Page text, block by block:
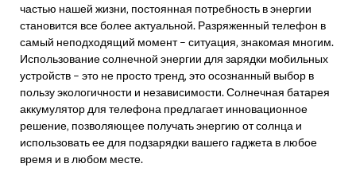
частью нашей жизни‚ постоянная потребность в энергии
становится все более актуальной. Разряженный телефон в
самый неподходящий момент – ситуация‚ знакомая многим.
Использование солнечной энергии для зарядки мобильных
устройств – это не просто тренд‚ это осознанный выбор в
пользу экологичности и независимости. Солнечная батарея
аккумулятор для телефона предлагает инновационное
решение‚ позволяющее получать энергию от солнца и
использовать ее для подзарядки вашего гаджета в любое
время и в любом месте.